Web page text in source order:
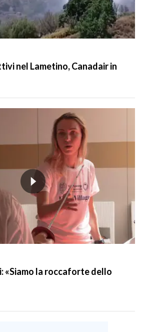
nel Lametino, Canadair in
«Siamo la roccaforte dello